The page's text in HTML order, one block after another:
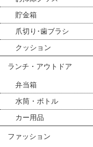
貯金箱
爪切り･歯ブラシ
クッション
ランチ・アウトドア
弁当箱
水筒・ボトル
カー用品
ファッション